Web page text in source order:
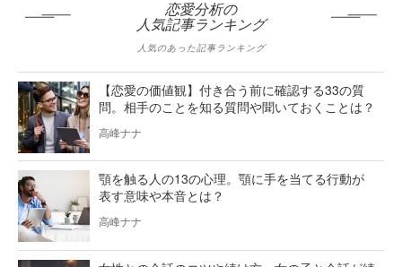
恋愛分析の
人気記事ランキング
人気のあった記事ランキング
【恋愛の価値観】付き合う前に確認する33の質
問。相手のことを知る質問や聞いておくことは？
高峰ナナ
顎を触る人の13の心理。顎に手を当てる行動が
表す意味や本音とは？
高峰ナナ